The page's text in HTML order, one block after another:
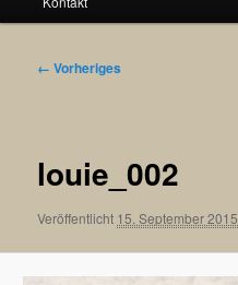
Bilder-
← Vorheriges
louie_002
Veröffentlicht 15. September 2015